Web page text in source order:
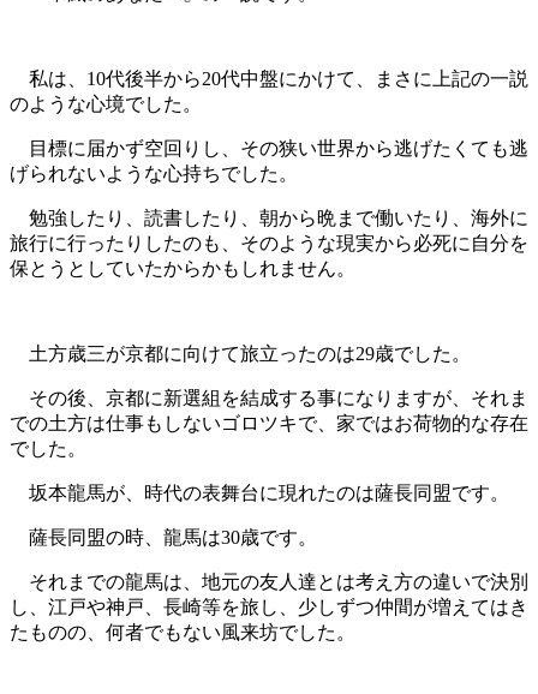
私は、10代後半から20代中盤にかけて、まさに上記の一説
のような心境でした。
目標に届かず空回りし、その狭い世界から逃げたくても逃
げられないような心持ちでした。
勉強したり、読書したり、朝から晩まで働いたり、海外に
旅行に行ったりしたのも、そのような現実から必死に自分を
保とうとしていたからかもしれません。
土方歳三が京都に向けて旅立ったのは29歳でした。
その後、京都に新選組を結成する事になりますが、それま
での土方は仕事もしないゴロツキで、家ではお荷物的な存在
でした。
坂本龍馬が、時代の表舞台に現れたのは薩長同盟です。
薩長同盟の時、龍馬は30歳です。
それまでの龍馬は、地元の友人達とは考え方の違いで決別
し、江戸や神戸、長崎等を旅し、少しずつ仲間が増えてはき
たものの、何者でもない風来坊でした。